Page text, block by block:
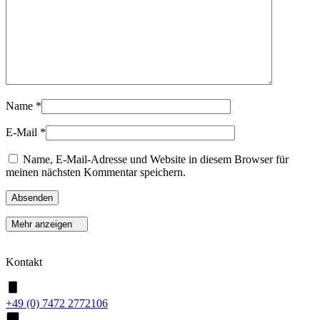
Name *
E-Mail *
Name, E-Mail-Adresse und Website in diesem Browser für
meinen nächsten Kommentar speichern.
Mehr anzeigen
Kontakt
+49 (0) 7472 2772106